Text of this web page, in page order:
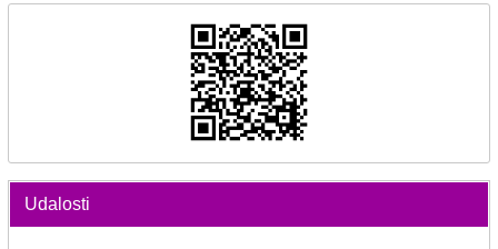
Udalosti